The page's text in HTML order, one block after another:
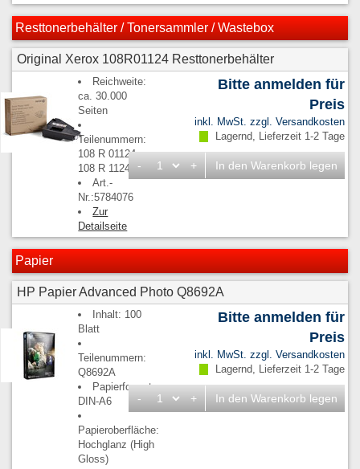
Resttonerbehälter / Tonersammler / Wastebox
Original Xerox 108R01124 Resttonerbehälter
Reichweite:
ca. 30.000
Seiten
Teilenummern:
108 R 01124,
108 R 1124
Art.-
Nr.:5784076
Zur
Detailseite
Bitte anmelden für
Preis
inkl. MwSt. zzgl. Versandkosten
Lagernd, Lieferzeit 1-2 Tage
- + In den Warenkorb legen
Papier
HP Papier Advanced Photo Q8692A
Inhalt: 100
Blatt
Teilenummern:
Q8692A
Papierformat:
DIN-A6
Papieroberfläche:
Hochglanz (High
Gloss)
Bitte anmelden für
Preis
inkl. MwSt. zzgl. Versandkosten
Lagernd, Lieferzeit 1-2 Tage
- + In den Warenkorb legen